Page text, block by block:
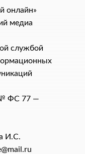
онлайн»
медиа
службой
№ ФС 77 —
И.C.